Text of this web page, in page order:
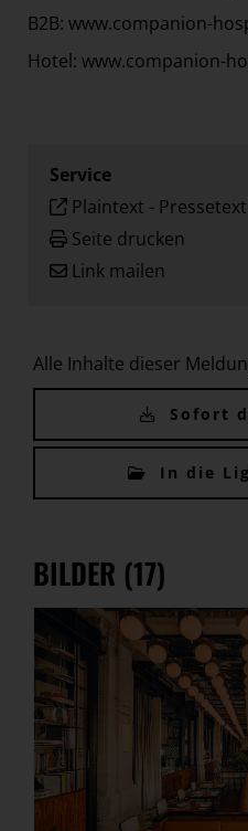
B2B: www.companion-
Hotel: www.companion-
Service
Plaintext -
Seite drucken
Link mailen
Alle Inhalte dieser
Sofort
In die
BILDER (17)